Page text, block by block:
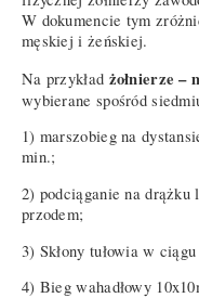
W dokumencie tym
męskiej i żeńskiej.
Na przykład żołnierze –
wybierane spośród
1) marszobieg na
min.;
2) podciąganie na drążku
przodem;
3) Skłony tułowia w
4) Bieg wahadłowy